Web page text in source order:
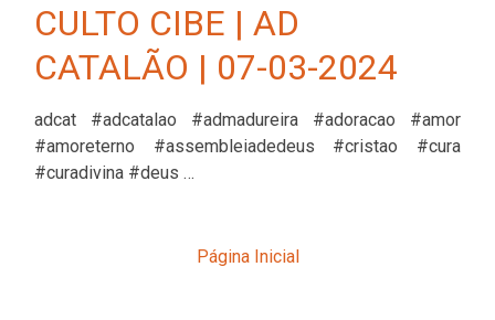
CULTO CIBE | AD
CATALÃO | 07-03-2024
adcat #adcatalao #admadureira #adoracao #amor
#amoreterno #assembleiadedeus #cristao #cura
#curadivina #deus …
Página Inicial